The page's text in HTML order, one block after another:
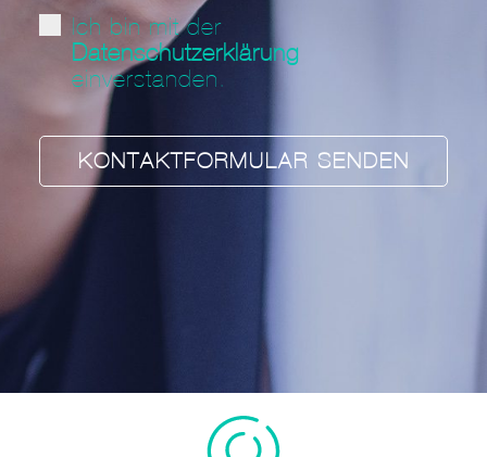
Ich bin mit der
Datenschutzerklärung
einverstanden.
KONTAKTFORMULAR SENDEN